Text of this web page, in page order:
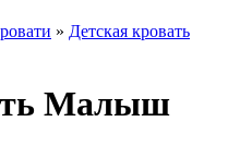
» Детская кровать
Малыш